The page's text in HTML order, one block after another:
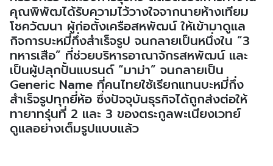
คุณพิพัฒได้รับความไว้วางใจจากนายห้างเทียม
โชควัฒนา ผู้ก่อตั้งเครือสหพัฒน์ ให้เข้ามาดูแล
กิจการบะหมี่กึ่งสำเร็จรูป จนกลายเป็นหนึ่งใน “3
ทหารเสือ” ที่ช่วยบริหารอาณาจักรสหพัฒน์ และ
เป็นผู้ปลุกปั้นแบรนด์ “มาม่า” จนกลายเป็น
Generic Name ที่คนไทยใช้เรียกแทนบะหมี่กึ่ง
สำเร็จรูปทุกยี่ห้อ ซึ่งปัจจุบันธุรกิจได้ถูกส่งต่อให้
ทายาทรุ่นที่ 2 และ 3 ของตระกูลพะเนียงเวทย์
ดูแลอย่างเต็มรูปแบบแล้ว